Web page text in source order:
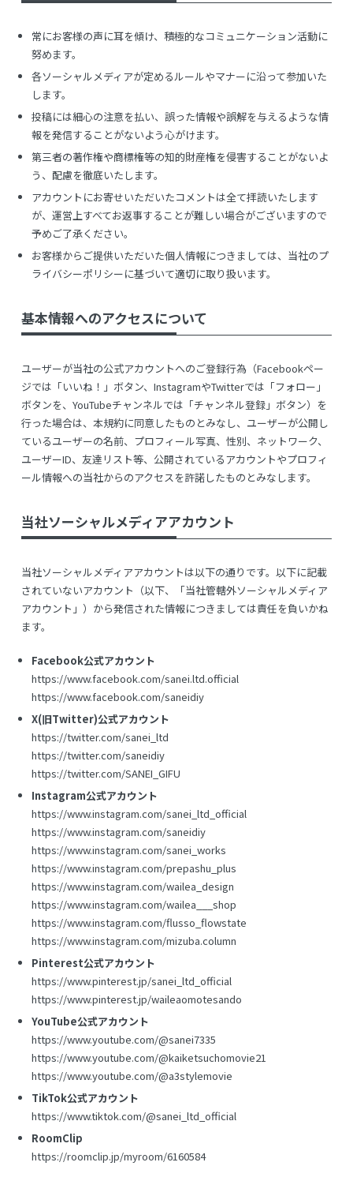
常にお客様の声に耳を傾け、積極的なコミュニケーション活動に
努めます。
各ソーシャルメディアが定めるルールやマナーに沿って参加いた
します。
投稿には細心の注意を払い、誤った情報や誤解を与えるような情
報を発信することがないよう心がけます。
第三者の著作権や商標権等の知的財産権を侵害することがないよ
う、配慮を徹底いたします。
アカウントにお寄せいただいたコメントは全て拝読いたします
が、運営上すべてお返事することが難しい場合がございますので
予めご了承ください。
お客様からご提供いただいた個人情報につきましては、当社のプ
ライバシーポリシーに基づいて適切に取り扱います。
基本情報へのアクセスについて
ユーザーが当社の公式アカウントへのご登録行為（Facebookペー
ジでは「いいね！」ボタン、InstagramやTwitterでは「フォロー」
ボタンを、YouTubeチャンネルでは「チャンネル登録」ボタン）を
行った場合は、本規約に同意したものとみなし、ユーザーが公開し
ているユーザーの名前、プロフィール写真、性別、ネットワーク、
ユーザーID、友達リスト等、公開されているアカウントやプロフィ
ール情報への当社からのアクセスを許諾したものとみなします。
当社ソーシャルメディアアカウント
当社ソーシャルメディアアカウントは以下の通りです。以下に記載
されていないアカウント（以下、「当社管轄外ソーシャルメディア
アカウント」）から発信された情報につきましては責任を負いかね
ます。
Facebook公式アカウント
https://www.facebook.com/sanei.ltd.official
https://www.facebook.com/saneidiy
X(旧Twitter)公式アカウント
https://twitter.com/sanei_ltd
https://twitter.com/saneidiy
https://twitter.com/SANEI_GIFU
Instagram公式アカウント
https://www.instagram.com/sanei_ltd_official
https://www.instagram.com/saneidiy
https://www.instagram.com/sanei_works
https://www.instagram.com/prepashu_plus
https://www.instagram.com/wailea_design
https://www.instagram.com/wailea___shop
https://www.instagram.com/flusso_flowstate
https://www.instagram.com/mizuba.column
Pinterest公式アカウント
https://www.pinterest.jp/sanei_ltd_official
https://www.pinterest.jp/waileaomotesando
YouTube公式アカウント
https://www.youtube.com/@sanei7335
https://www.youtube.com/@kaiketsuchomovie21
https://www.youtube.com/@a3stylemovie
TikTok公式アカウント
https://www.tiktok.com/@sanei_ltd_official
RoomClip
https://roomclip.jp/myroom/6160584